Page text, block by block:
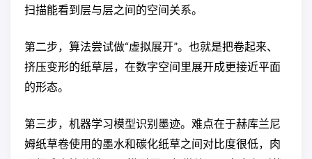
扫描能看到层与层之间的空间关系。
第二步，算法尝试做“虚拟展开”。也就是把卷起来、
挤压变形的纸草层，在数字空间里展开成更接近平面
的形态。
第三步，机器学习模型识别墨迹。难点在于赫库兰尼
姆纸草卷使用的墨水和碳化纸草之间对比度很低，肉